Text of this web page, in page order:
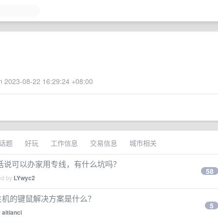
2023-08-22 16:29:24 +08:00
题 好玩 工作信息 交易信息 城市相关
可以办家用专线，有什么坑吗？
by LYwyc2
58
的键鼠解决方案是什么？
aitianci
5